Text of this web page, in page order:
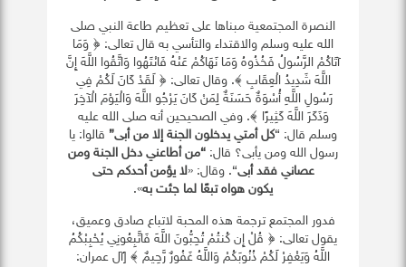
النصرة المجتمعية مبناها على تعظيم طاعة النبي صلى
الله عليه وسلم والاقتداء والتأسي به قال تعالى: ﴿ وَمَا
آتَاكُمْ الرَّسُولُ فَخُذُوهُ وَمَا نَهَاكُمْ عَنْهُ فَانْتَهُوا وَاتَّقُوا اللَّهَ إِنَّ
اللَّهَ شَدِيدُ الْعِقَابِ ﴾. وقال تعالى: ﴿ لَقَدْ كَانَ لَكُمْ فِي
رَسُولِ اللَّهِ أُسْوَةٌ حَسَنَةٌ لِمَنْ كَانَ يَرْجُو اللَّهَ وَالْيَوْمَ الْآخِرَ
وَذَكَرَ اللَّهَ كَثِيرًا ﴾. وفي الصحيحين أنه صلى الله عليه
وسلم قال: “كل أمتي يدخلون الجنة إلا من أبى” قالوا: يا
رسول الله ومن يأبى؟ قال: “من أطاعني دخل الجنة ومن
عصاني فقد أبى“. وقال: «لا يؤمن أحدكم حتى
يكون هواه تبعًا لما جئت به».
فدور المجتمع ترجمة هذه المحبة لاتباع صادق وعميق،
يقول تعالى: ﴿ قُلْ إِن كُنتُمْ تُحِبُّونَ اللَّهَ فَاتَّبِعُونِي يُحْبِبْكُمُ
اللَّهُ وَيَغْفِرْ لَكُمْ ذُنُوبَكُمْ وَاللَّهُ غَفُورٌ رَّحِيمٌ ﴾ [آل عمران: